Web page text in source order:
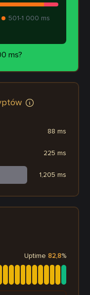
501-1 000 ms
ms?
88 ms
225 ms
1,205 ms
Uptime 82,8%